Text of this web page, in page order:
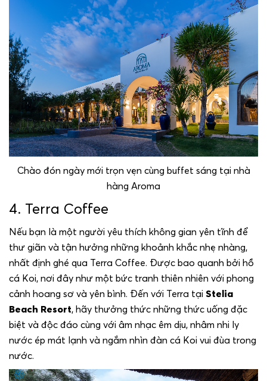
Chào đón ngày mới trọn vẹn cùng buffet sáng tại nhà
hàng Aroma
4. Terra Coffee
Nếu bạn là một người yêu thích không gian yên tĩnh để
thư giãn và tận hưởng những khoảnh khắc nhẹ nhàng,
nhất định ghé qua Terra Coffee. Được bao quanh bởi hồ
cá Koi, nơi đây như một bức tranh thiên nhiên với phong
cảnh hoang sơ và yên bình. Đến với Terra tại Stelia
Beach Resort, hãy thưởng thức những thức uống đặc
biệt và độc đáo cùng với âm nhạc êm dịu, nhâm nhi ly
nước ép mát lạnh và ngắm nhìn đàn cá Koi vui đùa trong
nước.